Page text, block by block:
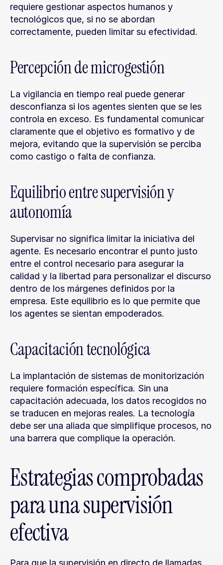
requiere gestionar aspectos humanos y
tecnológicos que, si no se abordan
correctamente, pueden limitar su efectividad.
Percepción de microgestión
La vigilancia en tiempo real puede generar
desconfianza si los agentes sienten que se les
controla en exceso. Es fundamental comunicar
claramente que el objetivo es formativo y de
mejora, evitando que la supervisión se perciba
como castigo o falta de confianza.
Equilibrio entre supervisión y
autonomía
Supervisar no significa limitar la iniciativa del
agente. Es necesario encontrar el punto justo
entre el control necesario para asegurar la
calidad y la libertad para personalizar el discurso
dentro de los márgenes definidos por la
empresa. Este equilibrio es lo que permite que
los agentes se sientan empoderados.
Capacitación tecnológica
La implantación de sistemas de monitorización
requiere formación específica. Sin una
capacitación adecuada, los datos recogidos no
se traducen en mejoras reales. La tecnología
debe ser una aliada que simplifique procesos, no
una barrera que complique la operación.
Estrategias comprobadas
para una supervisión
efectiva
Para que la supervisión en directo de llamadas